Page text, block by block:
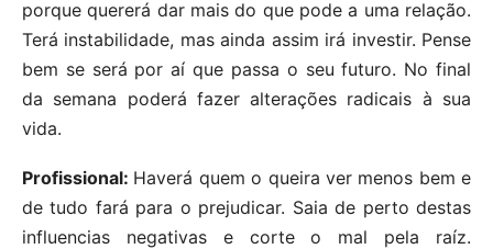
porque quererá dar mais do que pode a uma relação.
Terá instabilidade, mas ainda assim irá investir. Pense
bem se será por aí que passa o seu futuro. No final
da semana poderá fazer alterações radicais à sua
vida.
Profissional: Haverá quem o queira ver menos bem e
de tudo fará para o prejudicar. Saia de perto destas
influencias negativas e corte o mal pela raíz.